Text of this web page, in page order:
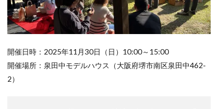
開催日時：2025年11月30日（日）10:00～15:00
開催場所：泉田中モデルハウス（大阪府堺市南区泉田中462-
2）